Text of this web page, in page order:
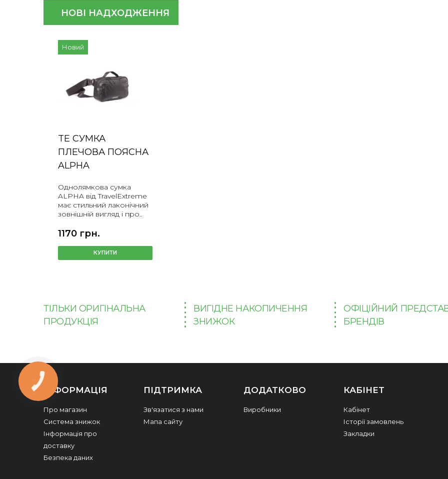
НОВІ НАДХОДЖЕННЯ
Новий
TE СУМКА
ПЛЕЧОВА ПОЯСНА
ALPHA
Однолямкова сумка
ALPHA від TravelExtreme
має стильний лаконічний
зовнішній вигляд і про..
1170 грн.
КУПИТИ
ТІЛЬКИ ОРИГІНАЛЬНА
ПРОДУКЦІЯ
ВИГІДНЕ НАКОПИЧЕННЯ
ЗНИЖОК
ОФІЦІЙНИЙ
БРЕНДІВ
ІНФОРМАЦІЯ
Про магазин
Система знижок
Інформація про
доставку
Безпека даних
ПІДТРИМКА
Зв'язатися з нами
Мапа сайту
ДОДАТКОВО
Виробники
КАБІНЕТ
Кабінет
Історії замовлень
Закладки
КНОПКА
ЗВ'ЯЗКУ